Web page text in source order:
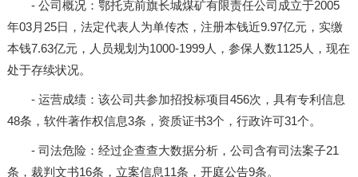
- 公司概况：鄂托克前旗长城煤矿有限责任公司成立于2005
年03月25日，法定代表人为单传杰，注册本钱近9.97亿元，实缴
本钱7.63亿元，人员规划为1000-1999人，参保人数1125人，现在
处于存续状况。
- 运营成绩：该公司共参加招投标项目456次，具有专利信息
48条，软件著作权信息3条，资质证书3个，行政许可31个。
- 司法危险：经过企查查大数据分析，公司含有司法案子21
条，裁判文书16条，立案信息11条，开庭公告9条。